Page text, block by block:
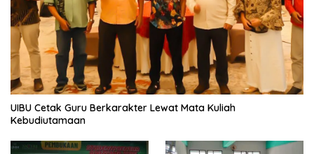
UIBU Cetak Guru Berkarakter Lewat Mata Kuliah
Kebudiutamaan